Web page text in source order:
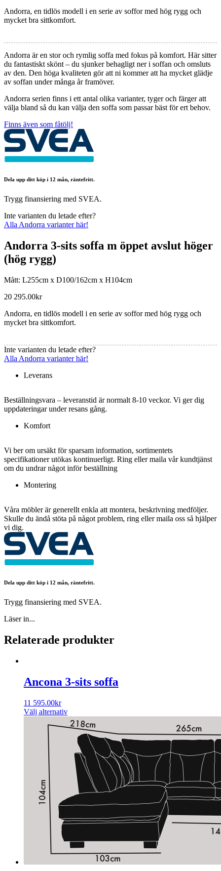
Andorra, en tidlös modell i en serie av soffor med hög rygg och
mycket bra sittkomfort.
Andorra är en stor och rymlig soffa med fokus på komfort. Här sitter
du fantastiskt skönt – du sjunker behagligt ner i soffan och omsluts
av den. Den höga kvaliteten gör att ni kommer att ha mycket glädje
av soffan under många år framöver.
Andorra serien finns i ett antal olika varianter, tyger och färger att
välja bland så du kan välja den soffa som passar bäst för ert behov.
Finns även som fåtölj!
Dela upp ditt köp i 12 mån, räntefritt.
Trygg finansiering med SVEA.
Inte varianten du letade efter?
Alla Andorra varianter här!
Andorra 3-sits soffa m öppet avslut höger
(hög rygg)
Mått: L255cm x D100/162cm x H104cm
20 295.00kr
Andorra, en tidlös modell i en serie av soffor med hög rygg och
mycket bra sittkomfort.
Inte varianten du letade efter?
Alla Andorra varianter här!
Leverans
Beställningsvara – leveranstid är normalt 8-10 veckor. Vi ger dig
uppdateringar under resans gång.
Komfort
Vi ber om ursäkt för sparsam information, sortimentets
specifikationer utökas kontinuerligt. Ring eller maila vår kundtjänst
om du undrar något inför beställning
Montering
Våra möbler är generellt enkla att montera, beskrivning medföljer.
Skulle du ändå stöta på något problem, ring eller maila oss så hjälper
vi dig.
Dela upp ditt köp i 12 mån, räntefritt.
Trygg finansiering med SVEA.
Läser in...
Relaterade produkter
Ancona 3-sits soffa
11 595.00kr
Välj alternativ